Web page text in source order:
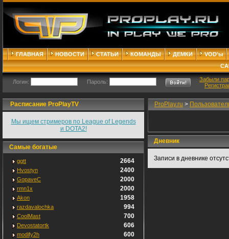
ГЛАВНАЯ НОВОСТИ СТАТЬИ КОМАНДЫ ДЕМКИ
VOD'ы
Логин: Пароль:
Забыли
Расписание ProPlayTV
Мы ищем стримеров по League of Legends
и DOTA2!
Самые богатые
ggtt 2664
Hvostyn 2400
GopaveC 2000
rmn1x 2000
Akon 1958
razdavalochka 994
CoolMast 700
Devostatortk 606
modify2h 600
ProPlay.ru >
Дневник
Записи в дневнике